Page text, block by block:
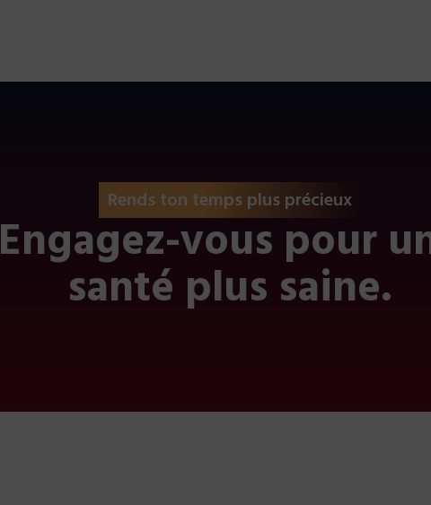
Rends ton temps plus précieux
Engagez-vous pour
santé plus saine.